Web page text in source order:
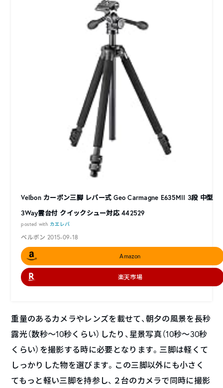
Velbon カーボン三脚 レバー式 Geo Carmagne E635MII 3段 中型
3Way雲台付 クイックシュー対応 442529
posted with カエレバ
ベルボン 2015-09-18
Amazon
楽天市場
重量のあるカメラやレンズを載せて、朝夕の風景を長秒
露光（数秒～10秒くらい）したり、星景写真（10秒～30秒
くらい）を撮影する時に必要となります。三脚は軽くて
しっかりした物を選びます。この三脚以外にも小さく
てもっと軽い三脚を持参し、２台のカメラで同時に撮影